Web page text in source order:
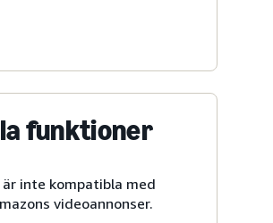
funktioner
är inte kompatibla med
videoannonser.